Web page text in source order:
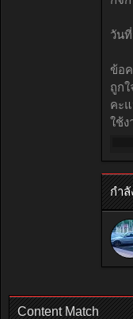
วัน
ข้อ
ถูก
คะ
ใช้
กำ
Content Match